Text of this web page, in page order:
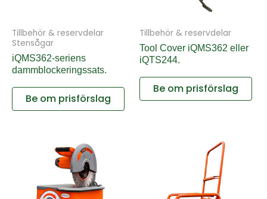
Tillbehör & reservdelar
Stensågar
iQMS362-seriens
dammblockeringssats.
Be om prisförslag
Tillbehör & reservdelar
Tool Cover iQMS362 eller
iQTS244.
Be om prisförslag